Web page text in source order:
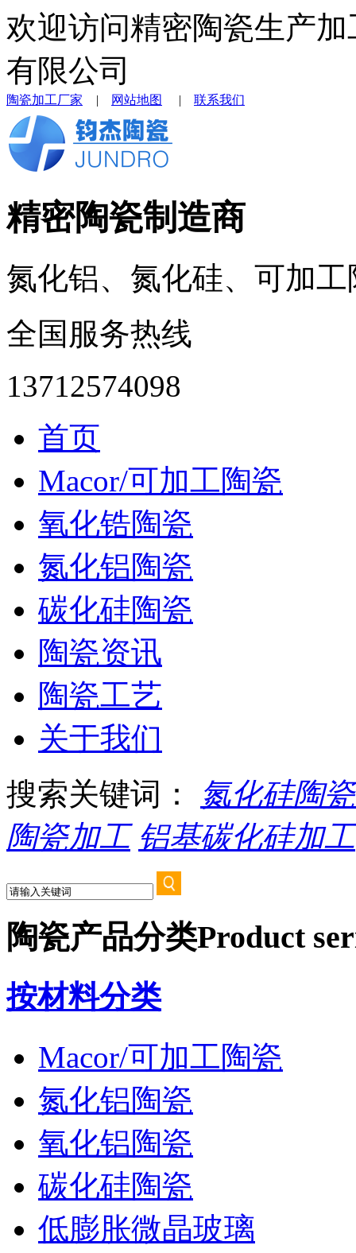
欢迎访问精密陶瓷生产
有限公司
陶瓷加工厂家 | 网站地图 | 联系我们
精密陶瓷制造商
氮化铝、氮化硅、可加
全国服务热线
13712574098
首页
Macor/可加工陶瓷
氧化锆陶瓷
氮化铝陶瓷
碳化硅陶瓷
陶瓷资讯
陶瓷工艺
关于我们
搜索关键词：
氮化硅陶
陶瓷加工 铝基碳化硅加工
陶瓷产品分类Product
按材料分类
Macor/可加工陶瓷
氮化铝陶瓷
氧化铝陶瓷
碳化硅陶瓷
低膨胀微晶玻璃